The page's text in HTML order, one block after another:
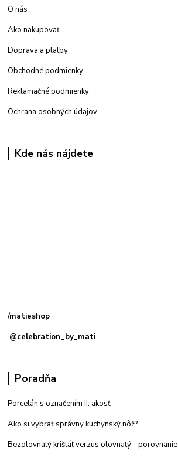
O nás
Ako nakupovať
Doprava a platby
Obchodné podmienky
Reklamačné podmienky
Ochrana osobných údajov
Kde nás nájdete
/matieshop
@celebration_by_mati
Poradňa
Porcelán s označením II. akosť
Ako si vybrať správny kuchynský nôž?
Bezolovnatý krištáľ verzus olovnatý - porovnanie